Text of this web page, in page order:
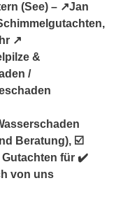
(See) – ↗️Jan
↗️
&
/
Beratung), ☑️
für ✔️
von uns